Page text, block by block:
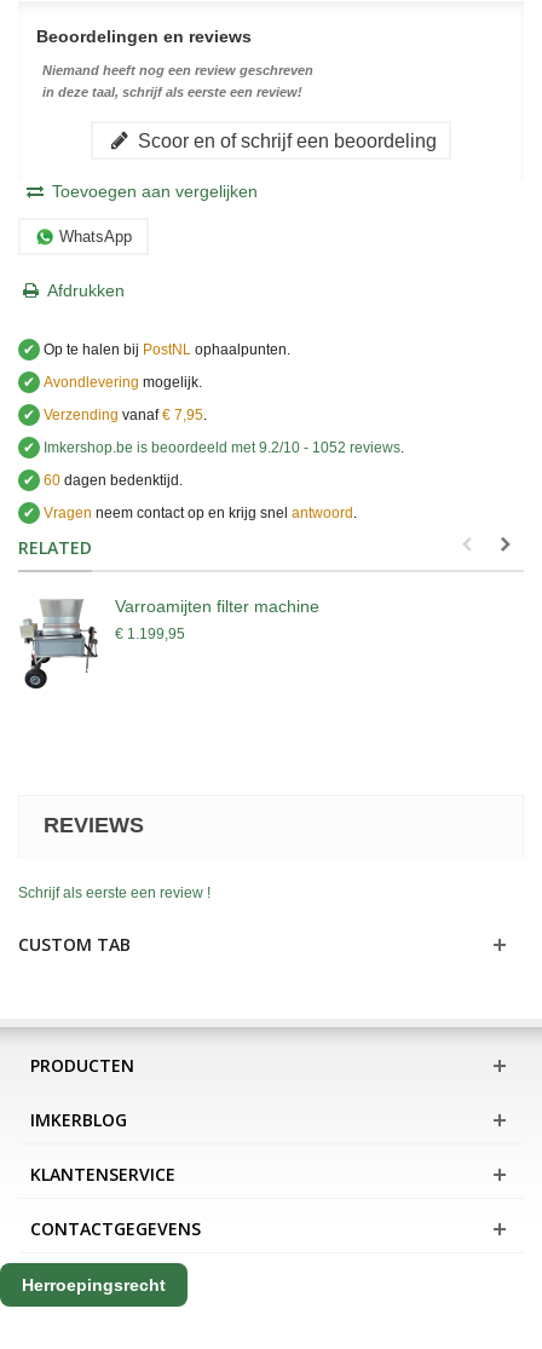
Beoordelingen en reviews
Niemand heeft nog een review geschreven
in deze taal, schrijf als eerste een review!
Scoor en of schrijf een beoordeling
Toevoegen aan vergelijken
WhatsApp
Afdrukken
✔ Op te halen bij PostNL ophaalpunten.
✔ Avondlevering mogelijk.
✔ Verzending vanaf€ 7,95.
✔
Imkershop.be is beoordeeld met9.2/10 - 1052 reviews.
✔ 60 dagen bedenktijd.
✔ Vragen neem contact op en krijg snel antwoord .
RELATED
Varroamijten filter machine
€ 1.199,95
REVIEWS
Schrijf als eerste een review !
CUSTOM TAB
PRODUCTEN
IMKERBLOG
KLANTENSERVICE
CONTACTGEGEVENS
Herroepingsrecht